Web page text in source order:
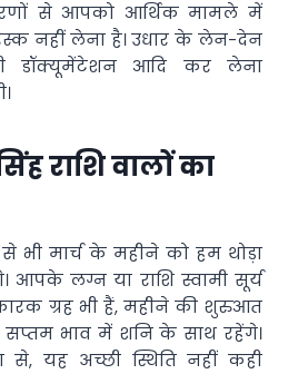
से आपको आर्थिक मामले में
नहीं लेना है। उधार के लेन-देन
डॉक्यूमेंटेशन आदि कर लेना
राशि वालों का
भी मार्च के महीने को हम थोड़ा
आपके लग्न या राशि स्वामी सूर्य
ग्रह भी हैं, महीने की शुरुआत
भाव में शनि के साथ रहेंगे।
से, यह अच्छी स्थिति नहीं कही